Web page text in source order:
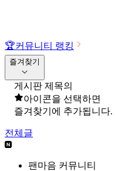
🏆커뮤니티 랭킹
즐겨찾기
게시판 제목의
아이콘을 선택하면
즐겨찾기에 추가됩니다.
전체글
팬마음 커뮤니티